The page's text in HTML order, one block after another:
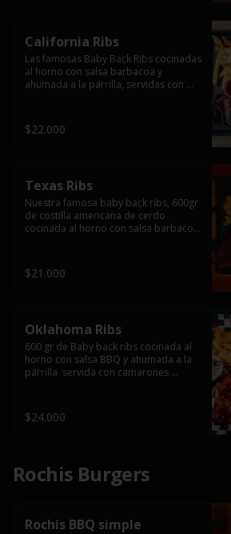
California Ribs
Las famosas Baby Back Ribs cocinadas
al horno con salsa barbacoa y
ahumada a la parrilla, servidas con
$22.000
Texas Ribs
Nuestra famosa baby back ribs, 600gr
de costilla americana de cerdo
cocinada al horno con salsa barbacoa
tocino ahumado laminado, papas
fritas  y un huevo frito.
$21.000
Oklahoma Ribs
600 gr de Baby back ribs cocinada al
horno con salsa BBQ y ahumada a la
parrilla  servida con camarones
$24.000
Rochis Burgers
Rochis BBQ simple